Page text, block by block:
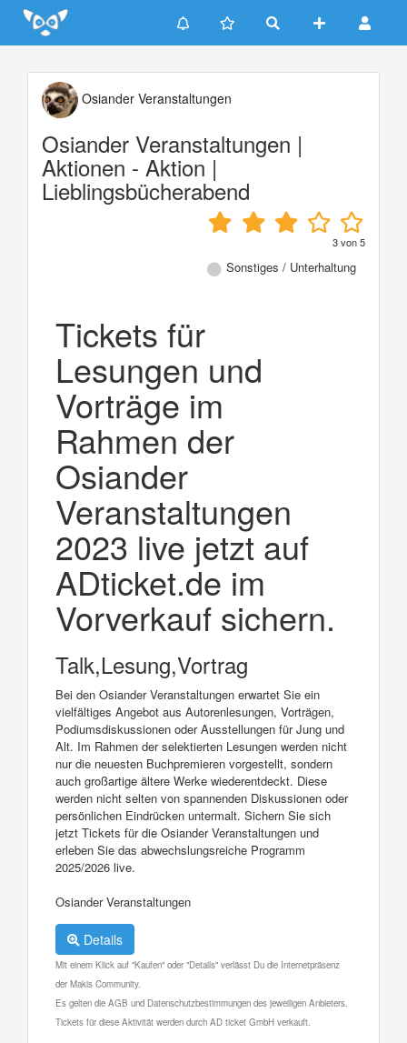
Update cookies preferences
Osiander Veranstaltungen
Osiander Veranstaltungen |
Aktionen - Aktion |
Lieblingsbücherabend
3von5
Sonstiges / Unterhaltung
Tickets für
Lesungen und
Vorträge im
Rahmen der
Osiander
Veranstaltungen
2023 live jetzt auf
ADticket.de im
Vorverkauf sichern.
Talk,Lesung,Vortrag
Bei den Osiander Veranstaltungen erwartet Sie ein
vielfältiges Angebot aus Autorenlesungen, Vorträgen,
Podiumsdiskussionen oder Ausstellungen für Jung und
Alt. Im Rahmen der selektierten Lesungen werden nicht
nur die neuesten Buchpremieren vorgestellt, sondern
auch großartige ältere Werke wiederentdeckt. Diese
werden nicht selten von spannenden Diskussionen oder
persönlichen Eindrücken untermalt. Sichern Sie sich
jetzt Tickets für die Osiander Veranstaltungen und
erleben Sie das abwechslungsreiche Programm
2025/2026 live.
Osiander Veranstaltungen
Details
Mit einem Klick auf "Kaufen" oder "Details" verlässt Du die Internetpräsenz
der Makis Community.
Es gelten die AGB und Datenschutzbestimmungen des jeweiligen Anbieters.
Tickets für diese Aktivität werden durch AD ticket GmbH verkauft.